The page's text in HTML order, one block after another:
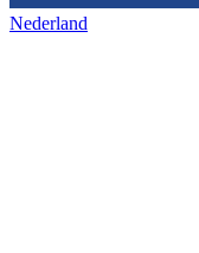
Nederland